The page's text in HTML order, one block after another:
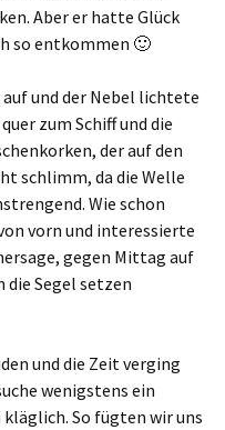
Aber er hatte Glück
so entkommen 🙂
und der Nebel lichtete
zum Schiff und die
der auf den
schlimm, da die Welle
Wie schon
vorn und interessierte
gegen Mittag auf
die Segel setzen
und die Zeit verging
wenigstens ein
So fügten wir uns